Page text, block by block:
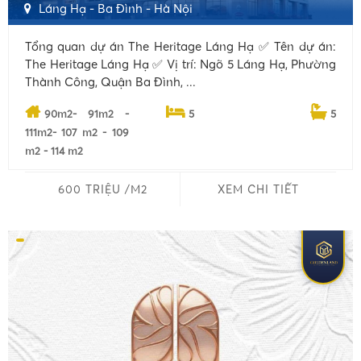
Láng Hạ - Ba Đình - Hà Nội
Tổng quan dự án The Heritage Láng Hạ ✅ Tên dự án:
The Heritage Láng Hạ ✅ Vị trí: Ngõ 5 Láng Hạ, Phường
Thành Công, Quận Ba Đình, ...
90m2- 91m2 -
111m2- 107 m2 - 109
m2 - 114 m2
5 5
600 TRIỆU /M2 XEM CHI TIẾT